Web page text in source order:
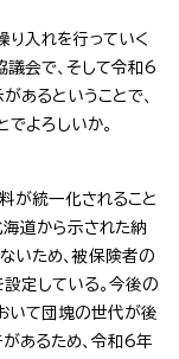
入れを行っていく
会で、そして令和6
るということで、
よろしいか。
が統一化されること
海道から示された納
いため、被保険者の
定している。今後の
いて団塊の世代が後
あるため、令和6年